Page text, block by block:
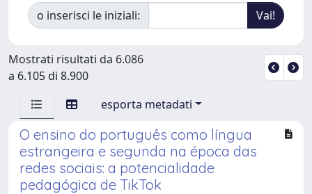
o inserisci le iniziali:
Mostrati risultati da 6.086
a 6.105 di 8.900
esporta metadati
O ensino do português como língua
estrangeira e segunda na época das
redes sociais: a potencialidade
pedagógica de TikTok